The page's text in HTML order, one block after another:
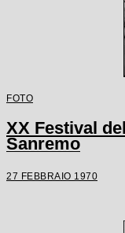
FOTO
XX Festival
Sanremo
27 FEBBRAIO 1970